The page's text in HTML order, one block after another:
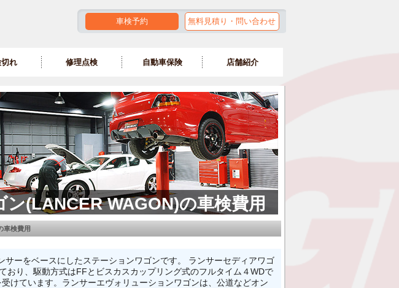
車検予約 無料見積り・問い合わせ
れ 修理点検 自動車保険 店舗紹介
(LANCER WAGON)の車検費用
車検費用
ーをベースにしたステーションワゴンです。 ランサーセディアワゴ
おり、駆動方式はFFとビスカスカップリング式のフルタイム４WDで
けています。ランサーエヴォリューションワゴンは、公道などオン